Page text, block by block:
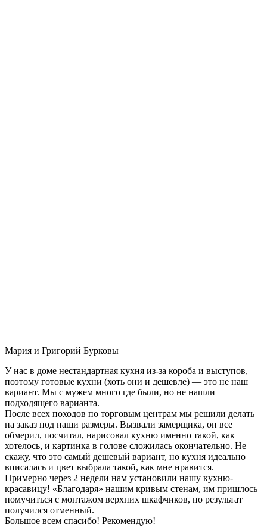
Мария и Григорий Бурковы
У нас в доме нестандартная кухня из-за короба и выступов,
поэтому готовые кухни (хоть они и дешевле) — это не наш
вариант. Мы с мужем много где были, но не нашли
подходящего варианта.
После всех походов по торговым центрам мы решили делать
на заказ под наши размеры. Вызвали замерщика, он все
обмерил, посчитал, нарисовал кухню именно такой, как
хотелось, и картинка в голове сложилась окончательно. Не
скажу, что это самый дешевый вариант, но кухня идеально
вписалась и цвет выбрала такой, как мне нравится.
Примерно через 2 недели нам установили нашу кухню-
красавицу! «Благодаря» нашим кривым стенам, им пришлось
помучиться с монтажом верхних шкафчиков, но результат
получился отменный.
Большое всем спасибо! Рекомендую!